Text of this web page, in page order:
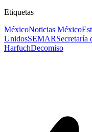
Etiquetas
MéxicoNoticias México
UnidosSEMARSecretaría
HarfuchDecomiso